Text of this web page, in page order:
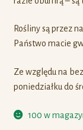
Rośliny są przez
Państwo macie
Ze względu na
poniedziałku do
100 w